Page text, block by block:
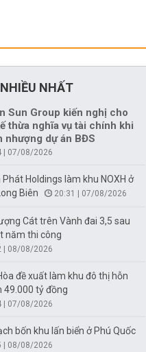
NHẤT
Sun Group kiến nghị cho
thừa nghĩa vụ tài chính khi
nhượng dự án BĐS
| 07/08/2026
Phát Holdings làm khu NOXH ở
Biên
20:31 | 07/08/2026
Cát trên Vành đai 3,5 sau
năm thi công
| 08/08/2026
đề xuất làm khu đô thị hỗn
49.000 tỷ đồng
| 07/08/2026
bốn khu lấn biển ở Phú Quốc
| 08/08/2026